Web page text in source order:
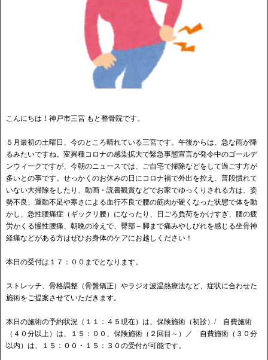
こんにちは！神戸市三宮 もと整骨院です。
５月最初の土曜日、今のところ晴れている三宮です。午後からは、急な雨が降
るみたいですね。変異種コロナの感染拡大で緊急事態宣言が発令中のゴールデ
ンウィークですが、今朝のニュースでは、ご自宅で掃除などをして過ごす方が
多いとの事です。せっかくのお休みの日にコロナ禍で外出を控え、普段慣れて
いない大掃除をしたり、動画・読書観賞などでお家でゆっくりされる方は、姿
勢不良、運動不足や寒さによる血行不良で腰の筋肉が硬くなった状態で体を動
かし、急性腰痛症（ギックリ腰）になったり、日ごろ負荷をかけすぎ、腰の疲
労かくる慢性腰痛、朝晩の冷えで、臀部～脚まで痛みやしびれを感じる坐骨神
経痛などがある方はぜひお身体のケアにお越しください！
本日の受付は１７：００までとなります。
ストレッチ、骨格調整（骨盤矯正）やラジオ波温熱療法など、症状に合わせた
施術をご提案させていただきます。
本日の施術の予約状況（１１：４５現在）は、保険施術（初診）/ 自費施術
（４０分以上）は、１５：００、保険施術（２回目～）／ 自費施術（３０分
以内）は、１５：００・１５：３０の受付が可能です。